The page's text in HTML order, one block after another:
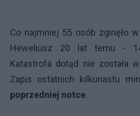
Co najmniej 55 osób zginęło
Heweliusz 20 lat temu -
Katastrofa dotąd nie została
Zapis ostatnich kilkunastu
poprzedniej notce.